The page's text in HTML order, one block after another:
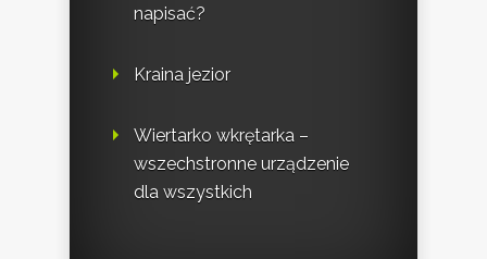
napisać?
Kraina jezior
Wiertarko wkrętarka –
wszechstronne urządzenie
dla wszystkich